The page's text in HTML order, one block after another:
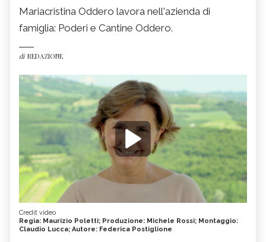
Mariacristina Oddero lavora nell'azienda di
famiglia: Poderi e Cantine Oddero.
di REDAZIONE
Credit video
Regia: Maurizio Poletti; Produzione: Michele Rossi; Montaggio:
Claudio Lucca; Autore: Federica Postiglione